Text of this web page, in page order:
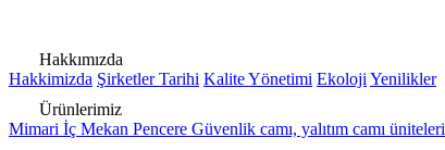
Hakkımızda
Hakkimizda Şirketler Tarihi Kalite Yönetimi Ekoloji Yenilikler
Ürünlerimiz
Mimari İç Mekan Pencere Güvenlik camı, yalıtım camı üniteleri